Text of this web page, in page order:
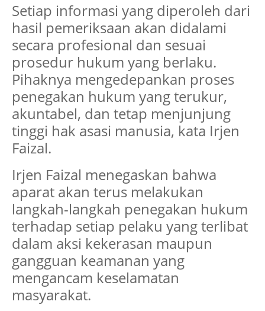
Setiap informasi yang diperoleh dari
hasil pemeriksaan akan didalami
secara profesional dan sesuai
prosedur hukum yang berlaku.
Pihaknya mengedepankan proses
penegakan hukum yang terukur,
akuntabel, dan tetap menjunjung
tinggi hak asasi manusia, kata Irjen
Faizal.
Irjen Faizal menegaskan bahwa
aparat akan terus melakukan
langkah-langkah penegakan hukum
terhadap setiap pelaku yang terlibat
dalam aksi kekerasan maupun
gangguan keamanan yang
mengancam keselamatan
masyarakat.